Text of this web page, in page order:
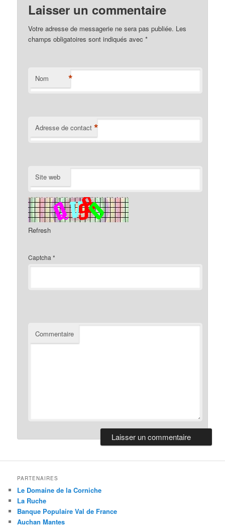
Laisser un commentaire
Votre adresse de messagerie ne sera pas publiée. Les
champs obligatoires sont indiqués avec*
Nom *
Adresse de contact *
Site web
Refresh
Captcha *
Commentaire
PARTENAIRES
Le Domaine de la Corniche
La Ruche
Banque Populaire Val de France
Auchan Mantes